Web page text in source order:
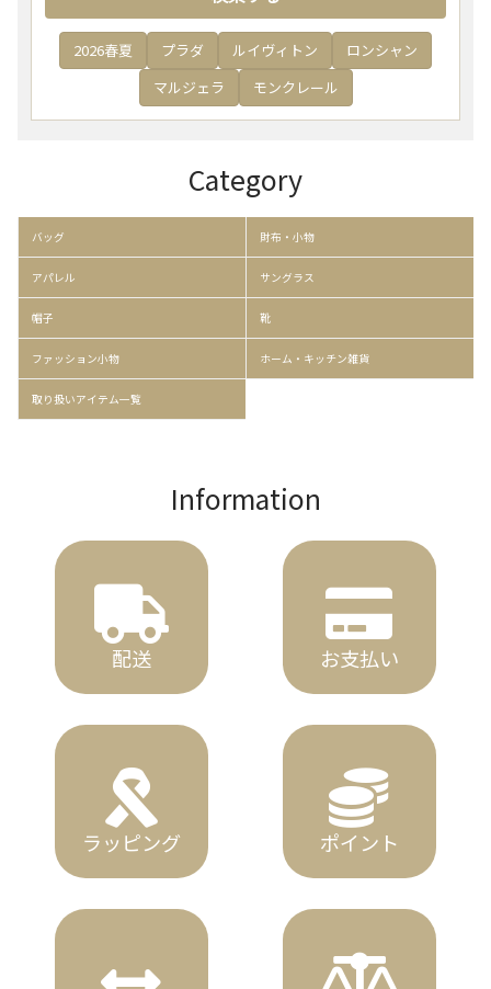
2026春夏 プラダ ルイヴィトン
ロンシャン
マルジェラ
モンクレール
Category
バッグ 財布・小物
アパレル サングラス
帽子 靴
ファッション小物 ホーム・キッチン雑貨
取り扱いアイテム一覧
Information
配送 お支払い
ラッピング ポイント